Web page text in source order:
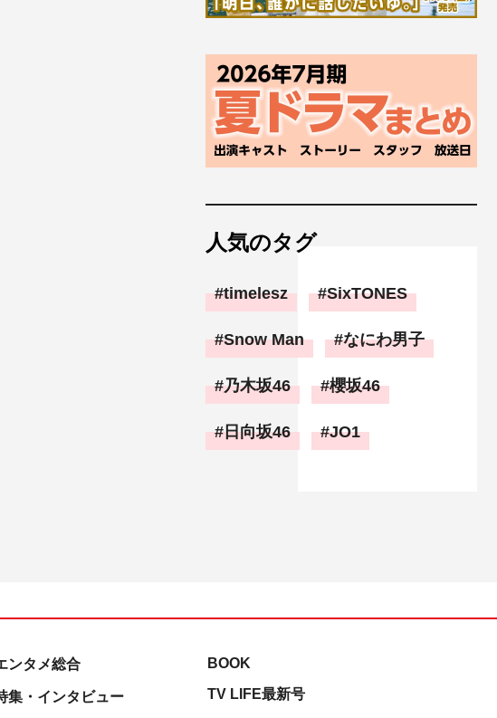
人気のタグ
timelesz SixTONES
Snow Man なにわ男子
乃木坂46 櫻坂46
日向坂46 JO1
ンタメ総合
集・インタビュー
BOOK
TV LIFE最新号